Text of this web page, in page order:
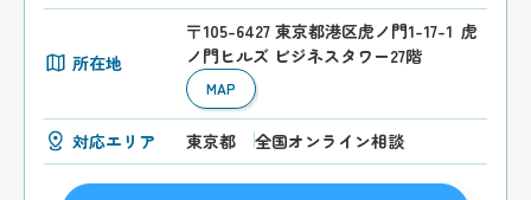
所在地
〒105-6427 東京都港区虎ノ門1-17-1 虎
ノ門ヒルズ ビジネスタワー27階
MAP
対応エリア 東京都 全国オンライン相談